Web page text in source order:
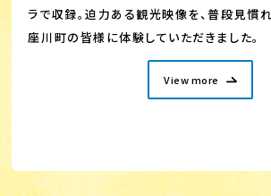
ラで収録。迫力ある観光映像を、普段見慣
座川町の皆様に体験していただきました。
View more